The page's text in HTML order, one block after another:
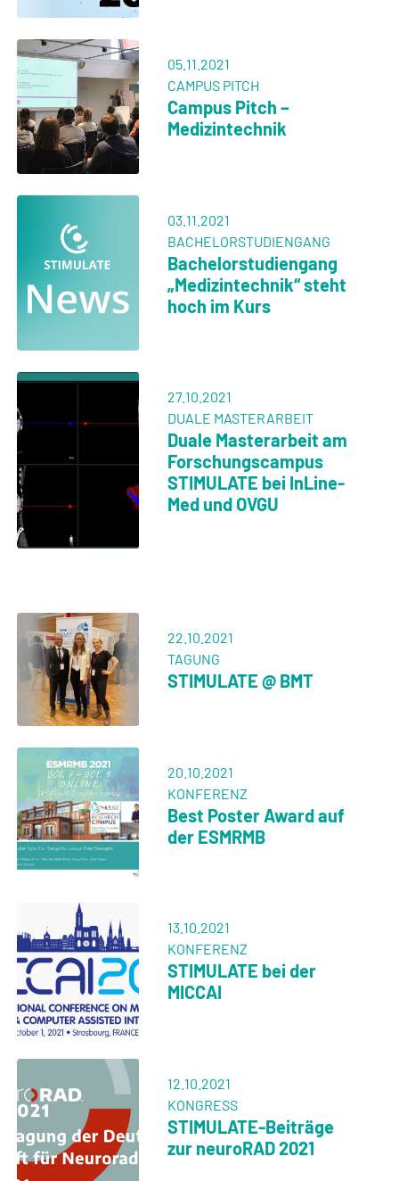
05.11.2021
CAMPUS PITCH
Campus Pitch –
Medizintechnik
03.11.2021
BACHELORSTUDIENGANG
Bachelorstudiengang
„Medizintechnik“ steht
hoch im Kurs
27.10.2021
DUALE MASTERARBEIT
Duale Masterarbeit am
Forschungscampus
STIMULATE bei InLine-
Med und OVGU
22.10.2021
TAGUNG
STIMULATE @ BMT
20.10.2021
KONFERENZ
Best Poster Award auf
der ESMRMB
13.10.2021
KONFERENZ
STIMULATE bei der
MICCAI
12.10.2021
KONGRESS
STIMULATE-Beiträge
zur neuroRAD 2021